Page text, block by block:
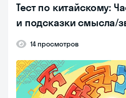
Тест по китайскому:
и подсказки смысла/
14 просмотров